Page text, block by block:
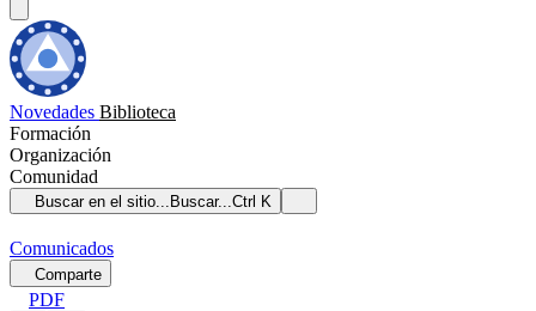
Novedades Biblioteca
Formación
Organización
Comunidad
Buscar en el sitio... Buscar...Ctrl K
Comunicados
Comparte
PDF